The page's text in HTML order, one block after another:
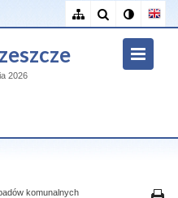
2026
komunalnych